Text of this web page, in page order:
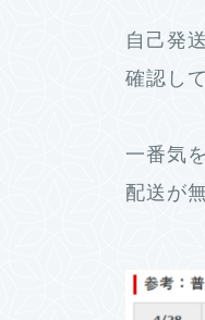
自己発
確認し
一番気
配送が